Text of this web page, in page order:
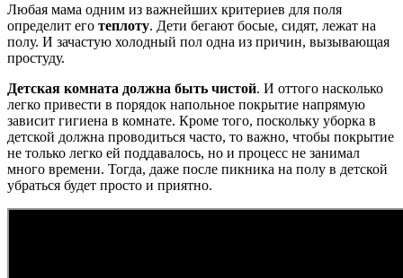
Любая мама одним из важнейших критериев для поля
определит его теплоту. Дети бегают босые, сидят, лежат на
полу. И зачастую холодный пол одна из причин, вызывающая
простуду.
Детская комната должна быть чистой. И оттого насколько
легко привести в порядок напольное покрытие напрямую
зависит гигиена в комнате. Кроме того, поскольку уборка в
детской должна проводиться часто, то важно, чтобы покрытие
не только легко ей поддавалось, но и процесс не занимал
много времени. Тогда, даже после пикника на полу в детской
убраться будет просто и приятно.